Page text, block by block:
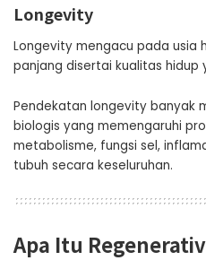
Longevity
Longevity mengacu pada usia
panjang disertai kualitas hidup
Pendekatan longevity banyak
biologis yang memengaruhi
metabolisme, fungsi sel,
tubuh secara keseluruhan.
Apa Itu